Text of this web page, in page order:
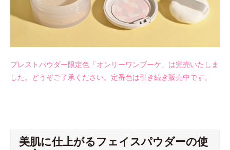
プレストパウダー限定色「オンリーワンブーケ」は完売いたしま
した。どうぞご了承ください。定番色は引き続き販売中です。
美肌に仕上がるフェイスパウダーの使